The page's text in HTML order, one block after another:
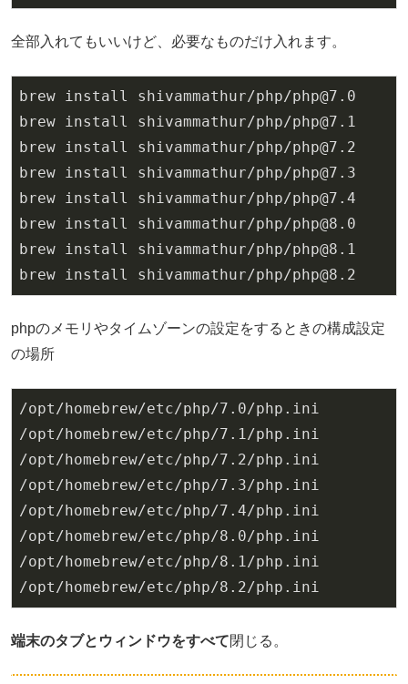
全部入れてもいいけど、必要なものだけ入れます。
brew install shivammathur/php/php@7.0
brew install shivammathur/php/php@7. 1
brew install shivammathur/php/php@7. 2
brew install shivammathur/php/php@7. 3
brew install shivammathur/php/php@7. 4
brew install shivammathur/php/php@8.0
brew install shivammathur/php/php@8. 1
brew install shivammathur/php/php@8. 2
phpのメモリやタイムゾーンの設定をするときの構成設定
の場所
/opt/homebrew/etc/php/7.0/php.ini
/opt/homebrew/etc/php/7.1/php.ini
/opt/homebrew/etc/php/7.2/php.ini
/opt/homebrew/etc/php/7.3/php.ini
/opt/homebrew/etc/php/7.4/php.ini
/opt/homebrew/etc/php/8.0/php.ini
/opt/homebrew/etc/php/8.1/php.ini
/opt/homebrew/etc/php/8.2/php.ini
端末のタブとウィンドウをすべて閉じる。